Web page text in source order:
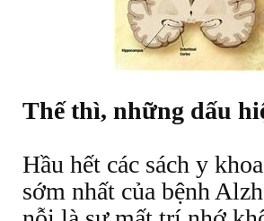
Thế thì, những dấu
Hầu hết các sách y
sớm nhất của bệnh